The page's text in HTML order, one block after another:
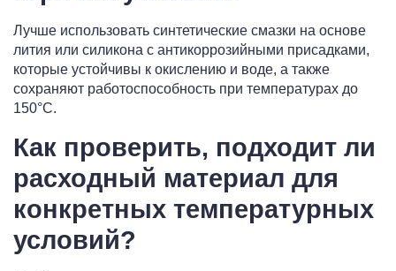
Лучше использовать синтетические смазки на основе
лития или силикона с антикоррозийными присадками,
которые устойчивы к окислению и воде, а также
сохраняют работоспособность при температурах до
150°С.
Как проверить, подходит ли
расходный материал для
конкретных температурных
условий?